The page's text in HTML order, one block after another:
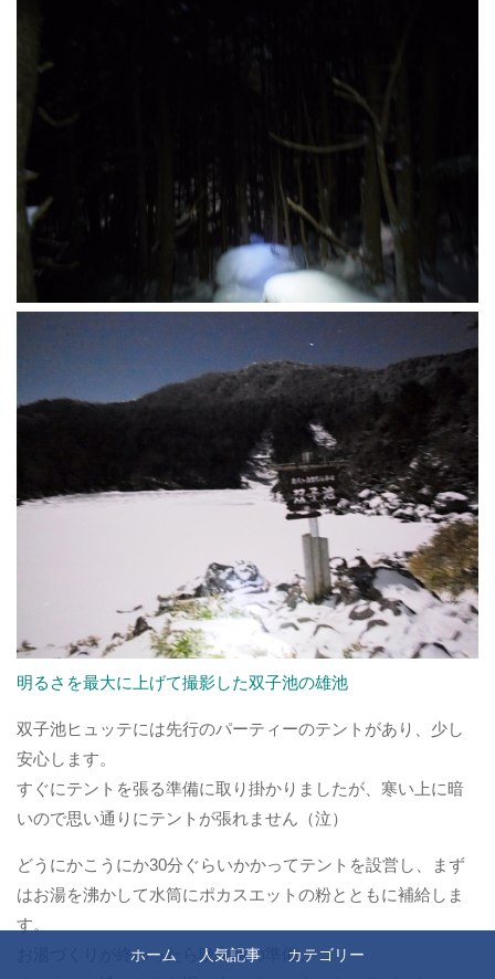
明るさを最大に上げて撮影した双子池の雄池
双子池ヒュッテには先行のパーティーのテントがあり、少し
安心します。
すぐにテントを張る準備に取り掛かりましたが、寒い上に暗
いので思い通りにテントが張れません（泣）
どうにかこうにか30分ぐらいかかってテントを設営し、まず
はお湯を沸かして水筒にポカスエットの粉とともに補給しま
す。
お湯づくりが終わったら晩御飯の準備。
ホーム 人気記事 カテゴリー